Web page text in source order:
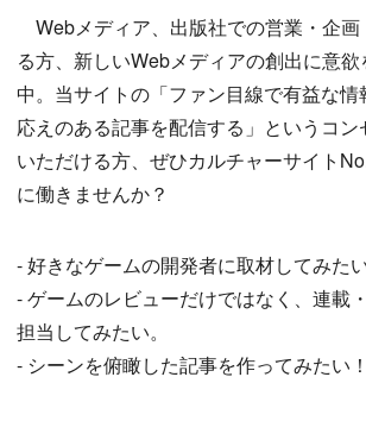
Webメディア、出版社での営業・企画
る方、新しいWebメディアの創出に意
中。当サイトの「ファン目線で有益な
応えのある記事を配信する」というコン
いただける方、ぜひカルチャーサイト
に働きませんか？
- 好きなゲームの開発者に取材してみた
- ゲームのレビューだけではなく、連載
担当してみたい。
- シーンを俯瞰した記事を作ってみたい！